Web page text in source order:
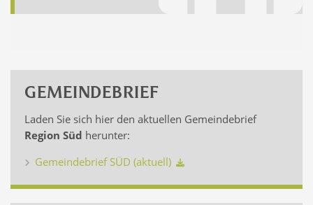
GEMEINDEBRIEF
Laden Sie sich hier den aktuellen Gemeindebrief
Region Süd herunter:
Gemeindebrief SÜD (aktuell)